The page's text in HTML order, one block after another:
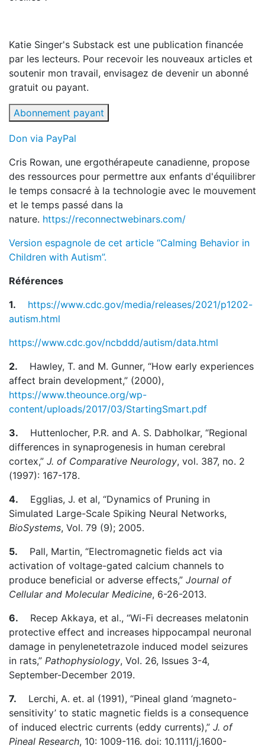
Katie Singer's Substack est une publication financée
par les lecteurs. Pour recevoir les nouveaux articles et
soutenir mon travail, envisagez de devenir un abonné
gratuit ou payant.
Abonnement payant
Don via PayPal
Cris Rowan, une ergothérapeute canadienne, propose
des ressources pour permettre aux enfants d'équilibrer
le temps consacré à la technologie avec le mouvement
et le temps passé dans la
nature. https://reconnectwebinars.com/
Version espagnole de cet article “Calming Behavior in
Children with Autism”.
Références
1. https://www.cdc.gov/media/releases/2021/p1202-
autism.html
https://www.cdc.gov/ncbddd/autism/data.html
2. Hawley, T. and M. Gunner, “How early experiences
affect brain development,” (2000),
https://www.theounce.org/wp-
content/uploads/2017/03/StartingSmart.pdf
3. Huttenlocher, P.R. and A. S. Dabholkar, “Regional
differences in synaprogenesis in human cerebral
cortex,” J. of Comparative Neurology, vol. 387, no. 2
(1997): 167-178.
4. Egglias, J. et al, “Dynamics of Pruning in
Simulated Large-Scale Spiking Neural Networks,
BioSystems, Vol. 79 (9); 2005.
5. Pall, Martin, “Electromagnetic fields act via
activation of voltage-gated calcium channels to
produce beneficial or adverse effects,” Journal of
Cellular and Molecular Medicine, 6-26-2013.
6. Recep Akkaya, et al., “Wi-Fi decreases melatonin
protective effect and increases hippocampal neuronal
damage in penylenetetrazole induced model seizures
in rats,” Pathophysiology, Vol. 26, Issues 3-4,
September-December 2019.
7. Lerchi, A. et. al (1991), “Pineal gland ‘magneto-
sensitivity’ to static magnetic fields is a consequence
of induced electric currents (eddy currents),” J. of
Pineal Research, 10: 1009-116. doi: 10.1111/j.1600-